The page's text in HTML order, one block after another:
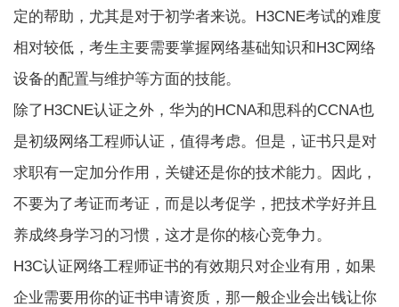
定的帮助，尤其是对于初学者来说。H3CNE考试的难度
相对较低，考生主要需要掌握网络基础知识和H3C网络
设备的配置与维护等方面的技能。
除了H3CNE认证之外，华为的HCNA和思科的CCNA也
是初级网络工程师认证，值得考虑。但是，证书只是对
求职有一定加分作用，关键还是你的技术能力。因此，
不要为了考证而考证，而是以考促学，把技术学好并且
养成终身学习的习惯，这才是你的核心竞争力。
H3C认证网络工程师证书的有效期只对企业有用，如果
企业需要用你的证书申请资质，那一般企业会出钱让你